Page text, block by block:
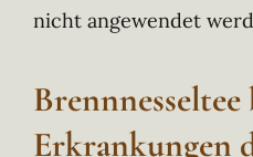
nicht angewendet
Brennnesseltee
Erkrankungen